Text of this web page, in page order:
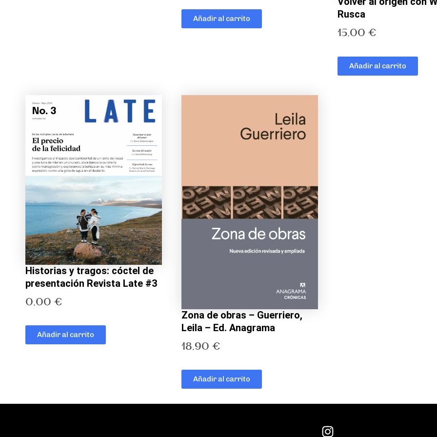
Añadir al carrito
Rusca
15,00 €
Añadir al carrito
Historias y tragos: cóctel de
presentación Revista Late #3
0,00 €
Añadir al carrito
Zona de obras – Guerriero,
Leila – Ed. Anagrama
18,90 €
Añadir al carrito